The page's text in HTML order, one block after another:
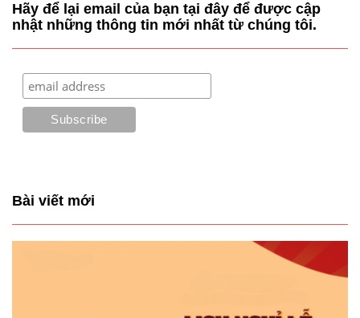
Hãy để lại email của bạn tại đây để được cập
nhật những thông tin mới nhất từ chúng tôi.
Bài viết mới